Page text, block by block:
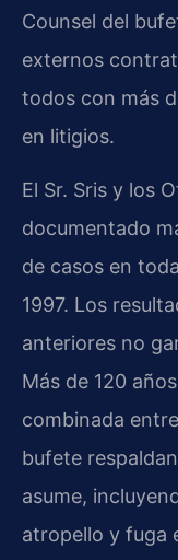
Counsel del
externos
todos con más
en litigios.
El Sr. Sris y los
documentado
de casos en
1997. Los
anteriores no
Más de 120
combinada
bufete
asume,
atropello y fuga